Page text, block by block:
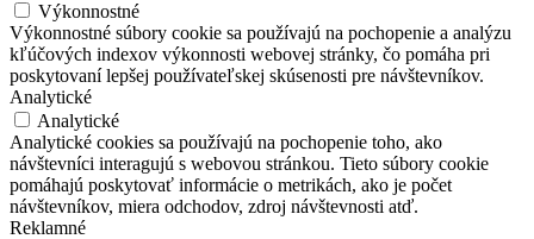
Výkonnostné
Výkonnostné súbory cookie sa používajú na pochopenie a analýzu
kľúčových indexov výkonnosti webovej stránky, čo pomáha pri
poskytovaní lepšej používateľskej skúsenosti pre návštevníkov.
Analytické
Analytické
Analytické cookies sa používajú na pochopenie toho, ako
návštevníci interagujú s webovou stránkou. Tieto súbory cookie
pomáhajú poskytovať informácie o metrikách, ako je počet
návštevníkov, miera odchodov, zdroj návštevnosti atď.
Reklamné